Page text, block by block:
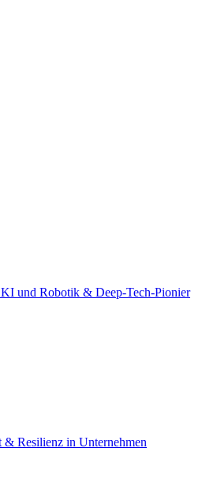
und Robotik & Deep-Tech-Pionier
Resilienz in Unternehmen